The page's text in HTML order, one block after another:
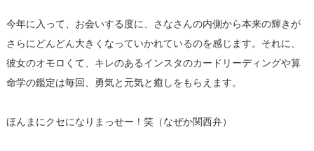
今年に入って、お会いする度に、さなさんの内側から本来の輝きが
さらにどんどん大きくなっていかれているのを感じます。それに、
彼女のオモロくて、キレのあるインスタのカードリーディングや算
命学の鑑定は毎回、勇気と元気と癒しをもらえます。
ほんまにクセになりまっせー！笑（なぜか関西弁）